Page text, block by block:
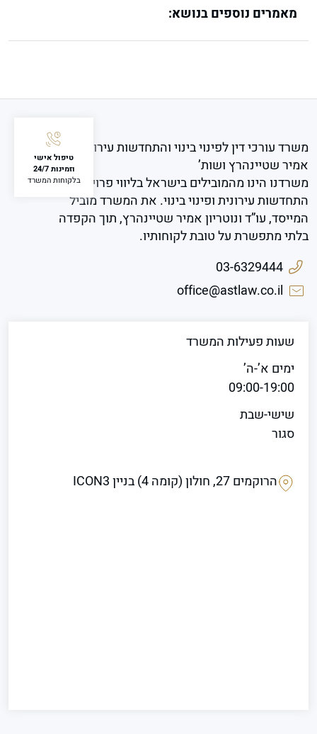
מאמרים נוספים בנושא:
משרד עורכי דין לפינוי בינוי והתחדשות עירונית
אמיר שטיינהרץ ושות’
משרדנו הינו מהמובילים בישראל בליווי פרויקטים של
התחדשות עירונית ופינוי בינוי. את המשרד מוביל
המייסד, עו”ד ונוטריון אמיר שטיינהרץ, תוך הקפדה
בלתי מתפשרת על טובת לקוחותיו.
03-6329444
office@astlaw.co.il
טיפול אישי
וזמינות 24/7
בלקוחות המשרד
שעות פעילות המשרד
ימים א’-ה’
09:00-19:00
שישי-שבת
סגור
הרוקמים 27, חולון (קומה 4) בניין ICON3